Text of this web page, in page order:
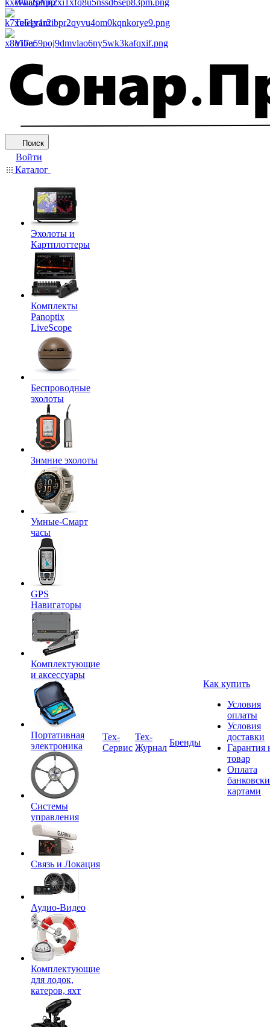
WhatsApp
Telegram
Viber
Поиск
Войти
Каталог
Эхолоты и
Картплоттеры
Комплекты
Panoptix
LiveScope
Беспроводные
эхолоты
Зимние эхолоты
Умные-Смарт
часы
GPS
Навигаторы
Комплектующие
и аксессуары
Портативная
электроника
Системы
управления
Связь и Локация
Аудио-Видео
Комплектующие
для лодок,
катеров, яхт
Tex-
Сервис
Тех-
Журнал
Бренды
Как купить
Условия
оплаты
Условия
доставки
Гарантия
товар
Оплата
картами